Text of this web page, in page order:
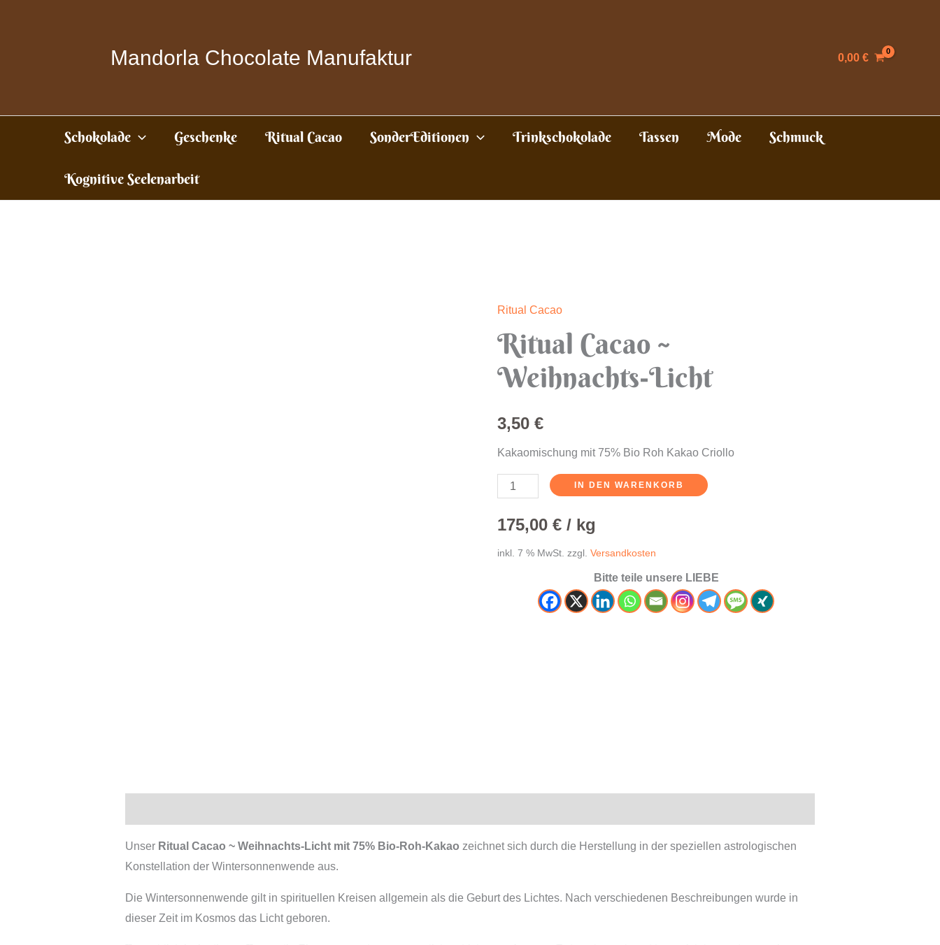
Mandorla Chocolate Manufaktur 0,00 €
Schokolade Geschenke Ritual Cacao SonderEditionen Trinkschokolade Tassen Mode Schmuck
Kognitive Seelenarbeit
Ritual Cacao
Ritual Cacao ~
Weihnachts-Licht
3,50€
Kakaomischung mit 75% Bio Roh Kakao Criollo
Ritual
Cacao
Weihnachts-
Menge
IN DEN WARENKORB
175,00€ / kg
inkl. 7 % MwSt. zzgl.Versandkosten
Bitte teile unsere LIEBE
Unser Ritual Cacao ~ Weihnachts-Licht mit 75% Bio-Roh-Kakao zeichnet sich durch die Herstellung in der speziellen astrologischen
Konstellation der Wintersonnenwende aus.
Die Wintersonnenwende gilt in spirituellen Kreisen allgemein als die Geburt des Lichtes. Nach verschiedenen Beschreibungen wurde in
dieser Zeit im Kosmos das Licht geboren.